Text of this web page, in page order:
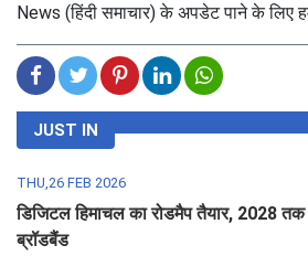
News (हिंदी समाचार) के अपडेट पाने के लिए
JUST IN
THU,26 FEB 2026
डिजिटल हिमाचल का रोडमैप तैयार, 2028 तक
ब्रॉडबैंड